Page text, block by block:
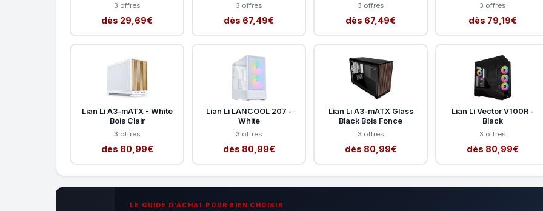
3 offres
dès 29,69€
3 offres
dès 67,49€
3 offres
dès 67,49€
3 offres
dès 79,19€
Lian Li A3-mATX - White
Bois Clair
3 offres
dès 80,99€
Lian Li LANCOOL 207 -
White
3 offres
dès 80,99€
Lian Li A3-mATX Glass
Black Bois Fonce
3 offres
dès 80,99€
Lian Li Vector V100R -
Black
3 offres
dès 80,99€
LE GUIDE D'ACHAT POUR BIEN CHOISIR